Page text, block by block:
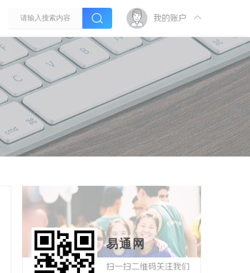
我的账户
易通网
扫一扫二维码关注我们